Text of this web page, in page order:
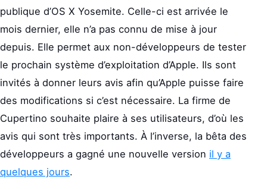
publique d’OS X Yosemite. Celle-ci est arrivée le
mois dernier, elle n’a pas connu de mise à jour
depuis. Elle permet aux non-développeurs de tester
le prochain système d’exploitation d’Apple. Ils sont
invités à donner leurs avis afin qu’Apple puisse faire
des modifications si c’est nécessaire. La firme de
Cupertino souhaite plaire à ses utilisateurs, d’où les
avis qui sont très importants. À l’inverse, la bêta des
développeurs a gagné une nouvelle version il y a
quelques jours.